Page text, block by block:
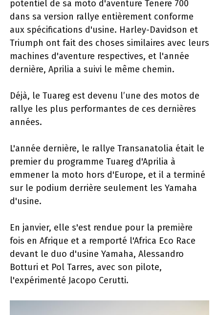
potentiel de sa moto d'aventure Tenere 700
dans sa version rallye entièrement conforme
aux spécifications d'usine. Harley-Davidson et
Triumph ont fait des choses similaires avec leurs
machines d'aventure respectives, et l'année
dernière, Aprilia a suivi le même chemin.
Déjà, le Tuareg est devenu l’une des motos de
rallye les plus performantes de ces dernières
années.
L'année dernière, le rallye Transanatolia était le
premier du programme Tuareg d'Aprilia à
emmener la moto hors d'Europe, et il a terminé
sur le podium derrière seulement les Yamaha
d'usine.
En janvier, elle s'est rendue pour la première
fois en Afrique et a remporté l'Africa Eco Race
devant le duo d'usine Yamaha, Alessandro
Botturi et Pol Tarres, avec son pilote,
l'expérimenté Jacopo Cerutti.